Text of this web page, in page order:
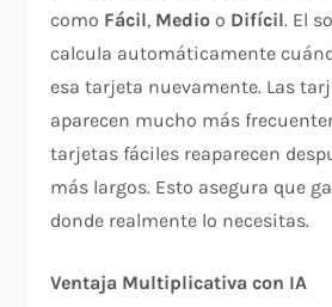
como Fácil, Medio o Difícil. El
calcula automáticamente
esa tarjeta nuevamente. Las
aparecen mucho más
tarjetas fáciles reaparecen
más largos. Esto asegura que
donde realmente lo necesitas.​​
Ventaja Multiplicativa con IA